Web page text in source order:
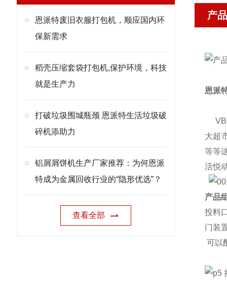
恩派特废旧衣服打包机，顺应国内环
保新需求
稻壳压缩套袋打包机,保护环境，科技
就是生产力
打破垃圾围城瓶颈 恩派特生活垃圾破
碎机添助力
铝屑屑饼机生产厂家推荐：为何恩派
特成为金属回收行业的“隐形优选”？
查看全部
产
恩派
VB-
大超
等等
活悦
产品
投料
门装
可以